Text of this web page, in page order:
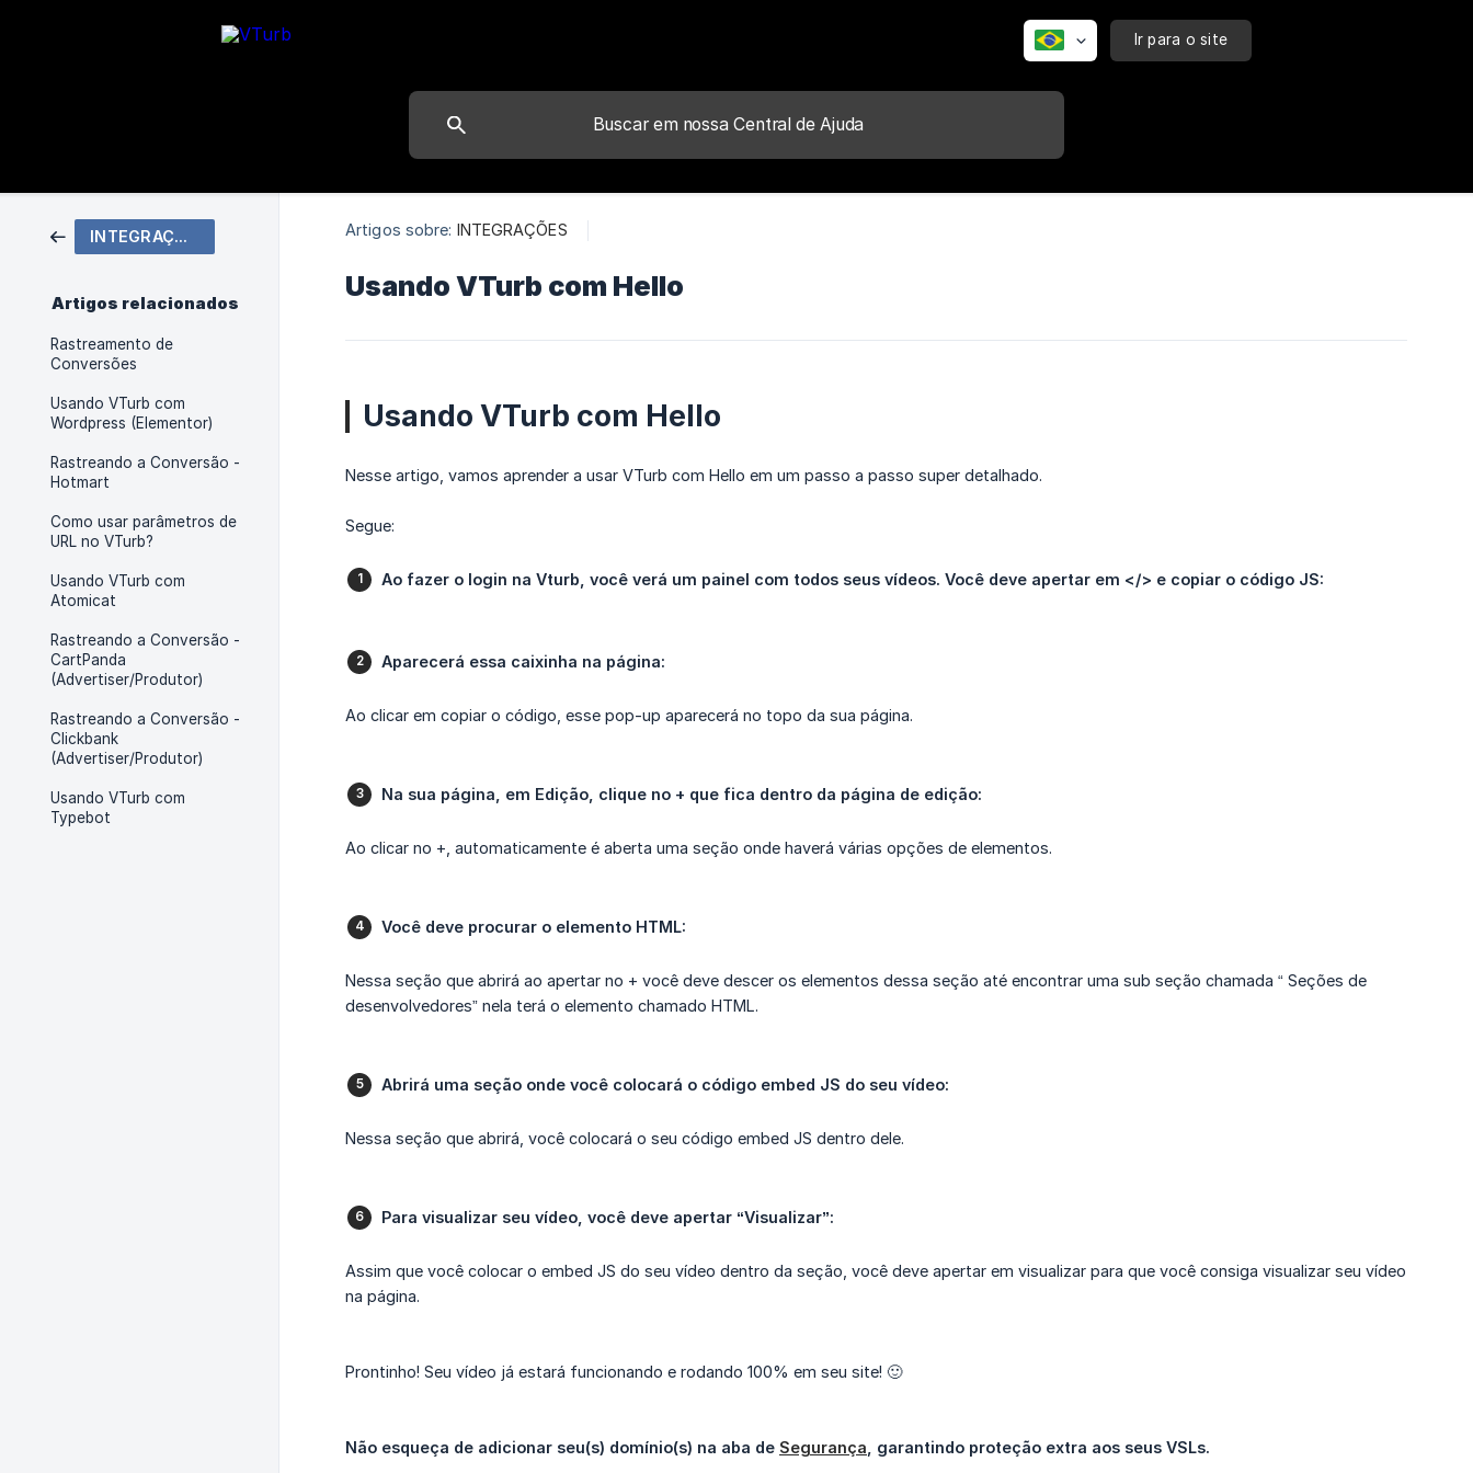
Ir para o site
INTEGRAÇÕES
Artigos relacionados
Rastreamento de
Conversões
Usando VTurb com
Wordpress (Elementor)
Rastreando a Conversão -
Hotmart
Como usar parâmetros de
URL no VTurb?
Usando VTurb com
Atomicat
Rastreando a Conversão -
CartPanda
(Advertiser/Produtor)
Rastreando a Conversão -
Clickbank
(Advertiser/Produtor)
Usando VTurb com
Typebot
Artigos sobre: INTEGRAÇÕES
Usando VTurb com Hello
Usando VTurb com Hello
Nesse artigo, vamos aprender a usar VTurb com Hello em um passo a passo super detalhado.
Segue:
Ao fazer o login na Vturb, você verá um painel com todos seus vídeos. Você deve apertar em </> e copiar o código JS:
Aparecerá essa caixinha na página:
Ao clicar em copiar o código, esse pop-up aparecerá no topo da sua página.
Na sua página, em Edição, clique no + que fica dentro da página de edição:
Ao clicar no +, automaticamente é aberta uma seção onde haverá várias opções de elementos.
Você deve procurar o elemento HTML:
Nessa seção que abrirá ao apertar no + você deve descer os elementos dessa seção até encontrar uma sub seção chamada “ Seções de
desenvolvedores” nela terá o elemento chamado HTML.
Abrirá uma seção onde você colocará o código embed JS do seu vídeo:
Nessa seção que abrirá, você colocará o seu código embed JS dentro dele.
Para visualizar seu vídeo, você deve apertar “Visualizar”:
Assim que você colocar o embed JS do seu vídeo dentro da seção, você deve apertar em visualizar para que você consiga visualizar seu vídeo
na página.
Prontinho! Seu vídeo já estará funcionando e rodando 100% em seu site! 🙂
Não esqueça de adicionar seu(s) domínio(s) na aba de Segurança , garantindo proteção extra aos seus VSLs.